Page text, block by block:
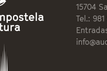
15704
Tel.: